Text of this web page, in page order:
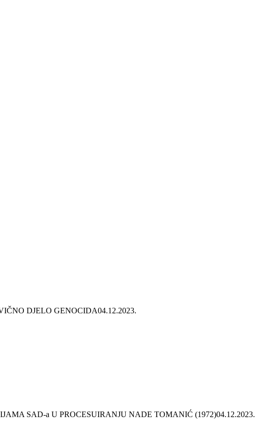
DJELO GENOCIDA04.12.2023.
SAD-a U PROCESUIRANJU NADE TOMANIĆ (1972)04.12.2023.